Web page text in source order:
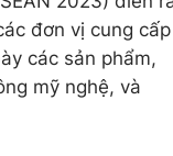
đơn vị cung cấp
các sản phẩm,
mỹ nghệ, và